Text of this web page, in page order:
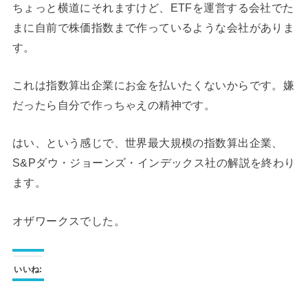
ちょっと横道にそれますけど、ETFを運営する会社でた
まに自前で株価指数まで作っているような会社がありま
す。
これは指数算出企業にお金を払いたくないからです。嫌
だったら自分で作っちゃえの精神です。
はい、という感じで、世界最大規模の指数算出企業、
S&Pダウ・ジョーンズ・インデックス社の解説を終わり
ます。
オザワークスでした。
いいね: